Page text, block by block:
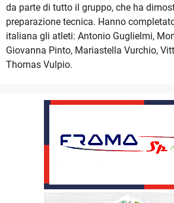
da parte di tutto il gruppo, che ha
preparazione tecnica. Hanno
italiana gli atleti: Antonio Guglielmi,
Giovanna Pinto, Mariastella Vurchio,
Thomas Vulpio.